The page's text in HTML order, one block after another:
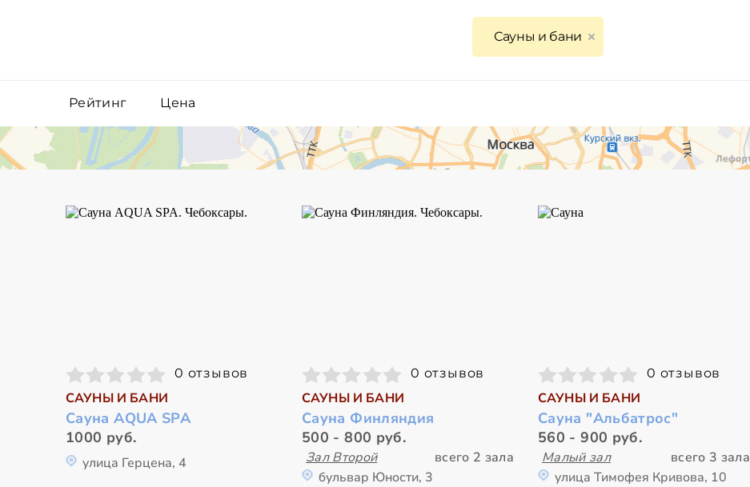
Сауны и бани
Рейтинг Цена
0 отзывов
САУНЫ И БАНИ
Сауна AQUA SPA
1000 руб.
улица Герцена, 4
0 отзывов
САУНЫ И БАНИ
Сауна Финляндия
500 - 800 руб.
Зал Второй
всего 2 зала
бульвар Юности, 3
0 отзывов
САУНЫ И БАНИ
Сауна "Альбатрос"
560 - 900 руб.
Малый зал
всего 3 зала
улица Тимофея Кривова, 10